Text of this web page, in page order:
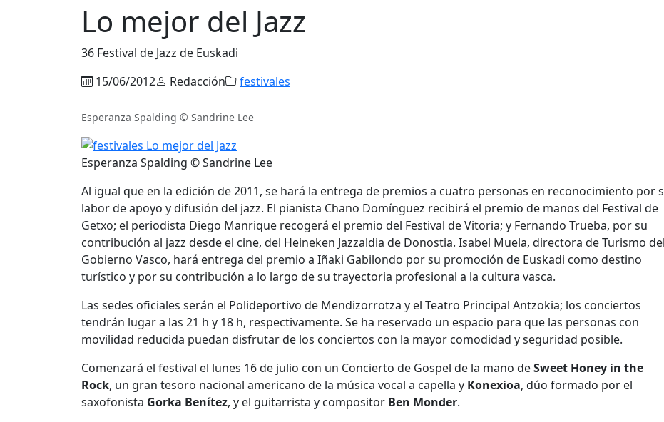
Lo mejor del Jazz
36 Festival de Jazz de Euskadi
15/06/2012
Redacción festivales
Esperanza Spalding © Sandrine Lee
Esperanza Spalding © Sandrine Lee
Al igual que en la edición de 2011, se hará la entrega de premios a cuatro personas en reconocimiento por
labor de apoyo y difusión del jazz. El pianista Chano Domínguez recibirá el premio de manos del Festival de
Getxo; el periodista Diego Manrique recogerá el premio del Festival de Vitoria; y Fernando Trueba, por su
contribución al jazz desde el cine, del Heineken Jazzaldia de Donostia. Isabel Muela, directora de Turismo del
Gobierno Vasco, hará entrega del premio a Iñaki Gabilondo por su promoción de Euskadi como destino
turístico y por su contribución a lo largo de su trayectoria profesional a la cultura vasca.
Las sedes oficiales serán el Polideportivo de Mendizorrotza y el Teatro Principal Antzokia; los conciertos
tendrán lugar a las 21 h y 18 h, respectivamente. Se ha reservado un espacio para que las personas con
movilidad reducida puedan disfrutar de los conciertos con la mayor comodidad y seguridad posible.
Comenzará el festival el lunes 16 de julio con un Concierto de Gospel de la mano deSweet Honey in the
Rock, un gran tesoro nacional americano de la música vocal a capella y Konexioa, dúo formado por el
saxofonista Gorka Benítez, y el guitarrista y compositor Ben Monder.